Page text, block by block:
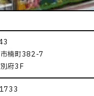
楠町382-7
府3F